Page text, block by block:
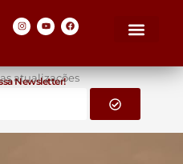
Newsletter!
atualizações